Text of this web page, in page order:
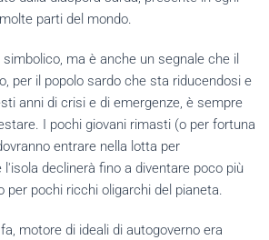
parti del mondo.
ma è anche un segnale che il
per il popolo sardo che sta riducendosi e
anni di crisi e di emergenze, è sempre
I pochi giovani rimasti (o per fortuna
entrare nella lotta per
l'isola declinerà fino a diventare poco più
per pochi ricchi oligarchi del pianeta.
motore di ideali di autogoverno era